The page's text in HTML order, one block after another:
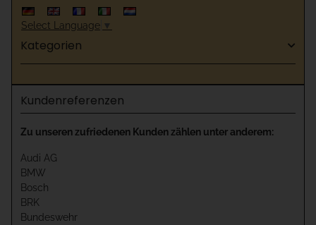
Select Language ▼
Kategorien
Kundenreferenzen
Zu unseren zufriedenen Kunden zählen unter anderem:
Audi AG
BMW
Bosch
BRK
Bundeswehr